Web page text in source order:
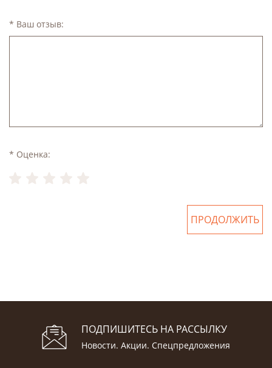
* Ваш отзыв:
* Оценка:
ПРОДОЛЖИТЬ
ПОДПИШИТЕСЬ НА РАССЫЛКУ
Новости. Акции. Спецпредложения